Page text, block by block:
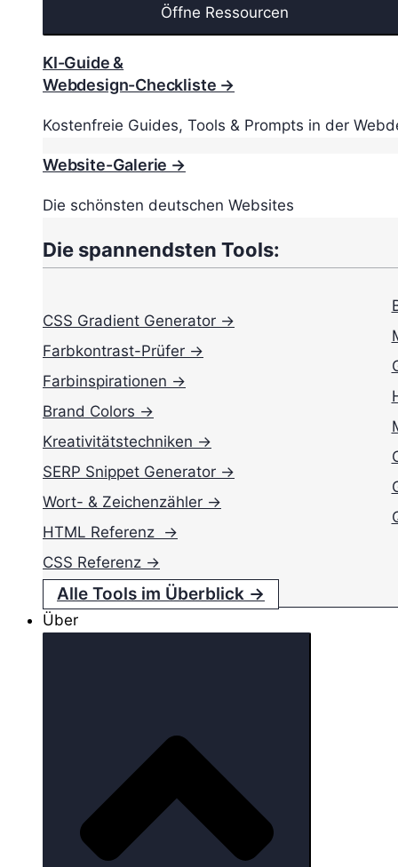
Öffne Ressourcen
KI-Guide &
Webdesign-Checkliste →
Kostenfreie Guides, Tools & Prompts in der
Website-Galerie →
Die schönsten deutschen Websites
Die spannendsten Tools:
CSS Gradient Generator →
Farbkontrast-Prüfer →
Farbinspirationen →
Brand Colors →
Kreativitätstechniken →
SERP Snippet Generator →
Wort- & Zeichenzähler →
HTML Referenz →
CSS Referenz →
Alle Tools im Überblick →
Über